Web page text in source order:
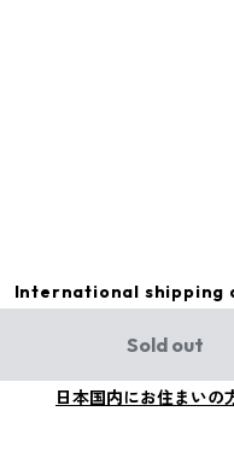
International shipping
Sold out
日本国内にお住まいの